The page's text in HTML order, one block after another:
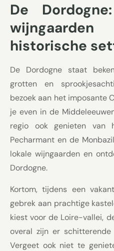
De
historische
De Dordogne staat
grotten en
bezoek aan het imposante
je even in de
regio ook genieten van
Pecharmant en de
lokale wijngaarden en
Dordogne.
Kortom, tijdens een
gebrek aan prachtige
kiest voor de Loire-vallei,
overal zijn er
Vergeet ook niet te